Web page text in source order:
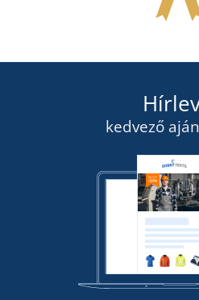
kedvező